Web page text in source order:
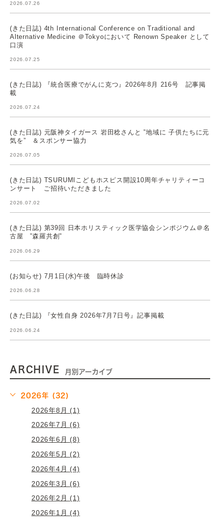
2026.07.26
(きた日誌) 4th International Conference on Traditional and
Alternative Medicine ＠Tokyoにおいて Renown Speaker として
口演
2026.07.25
(きた日誌) 『統合医療でがんに克つ』2026年8月 216号 記事掲
載
2026.07.24
(きた日誌) 元阪神タイガース 岩田稔さんと ”地域に 子供たちに元
気を” ＆スポンサー協力
2026.07.05
(きた日誌) TSURUMIこどもホスピス開設10周年チャリティーコ
ンサート ご招待いただきました
2026.07.02
(きた日誌) 第39回 日本ホリスティック医学協会シンポジウム＠名
古屋 ”森羅共創”
2026.06.29
(お知らせ) 7月1日(水)午後 臨時休診
2026.06.28
(きた日誌) 『女性自身 2026年7月7日号』記事掲載
2026.06.24
ARCHIVE 月別アーカイブ
2026年 (32)
2026年8月 (1)
2026年7月 (6)
2026年6月 (8)
2026年5月 (2)
2026年4月 (4)
2026年3月 (6)
2026年2月 (1)
2026年1月 (4)